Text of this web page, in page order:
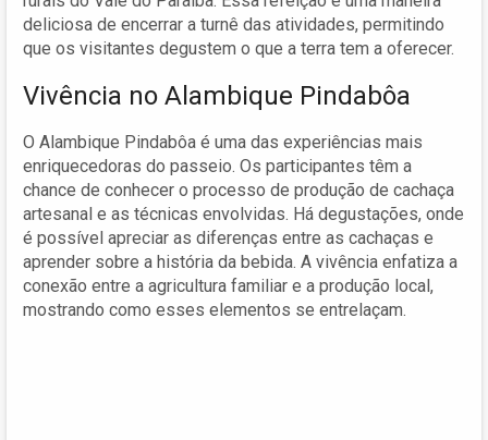
deliciosa de encerrar a turnê das atividades, permitindo
que os visitantes degustem o que a terra tem a oferecer.
Vivência no Alambique Pindabôa
O Alambique Pindabôa é uma das experiências mais
enriquecedoras do passeio. Os participantes têm a
chance de conhecer o processo de produção de cachaça
artesanal e as técnicas envolvidas. Há degustações, onde
é possível apreciar as diferenças entre as cachaças e
aprender sobre a história da bebida. A vivência enfatiza a
conexão entre a agricultura familiar e a produção local,
mostrando como esses elementos se entrelaçam.